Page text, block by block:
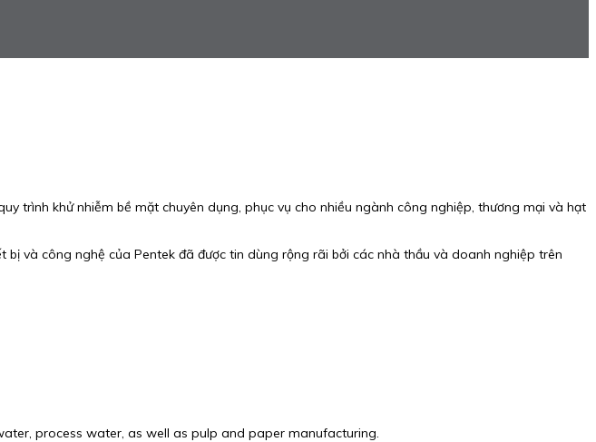
trình khử nhiễm bề mặt chuyên dụng, phục vụ cho nhiều ngành công nghiệp, thương mại và hạt
và công nghệ của Pentek đã được tin dùng rộng rãi bởi các nhà thầu và doanh nghiệp trên
process water, as well as pulp and paper manufacturing.